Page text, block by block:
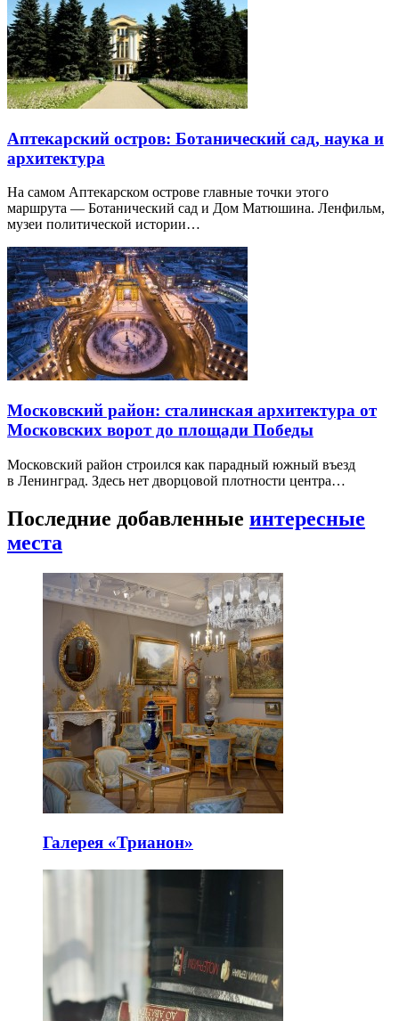
Аптекарский остров: Ботанический сад, наука и
архитектура
На самом Аптекарском острове главные точки этого
маршрута — Ботанический сад и Дом Матюшина. Ленфильм,
музеи политической истории…
Московский район: сталинская архитектура от
Московских ворот до площади Победы
Московский район строился как парадный южный въезд
в Ленинград. Здесь нет дворцовой плотности центра…
Последние добавленные интересные
места
Галерея «Трианон»